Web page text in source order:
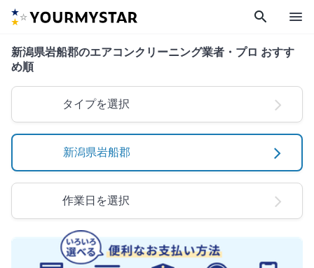
search menu
新潟県岩船郡のエアコンクリーニング業者・プロ おすす
め順
タイプを選択
新潟県岩船郡
作業日を選択